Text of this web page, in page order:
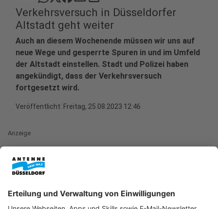
Verkehrsversuch in Düsseldorfer
Altstadt geht weiter
Auch an diesem Wochenende müssen wir uns auf
neue Wege und gesperrte Spuren in und im Umfeld
der Altstadt einstellen. Stadt und Polizei haben
angekündigt, dass der Verkehrsversuch
fortgesetzt wird.
Veröffentlicht: Freitag, 25.08.2023 12:46
Anzeige
Kurzfristig war dieses Pilotprojekt am vergangenen
ohne Absprachen und ohne Vorankündigung - das